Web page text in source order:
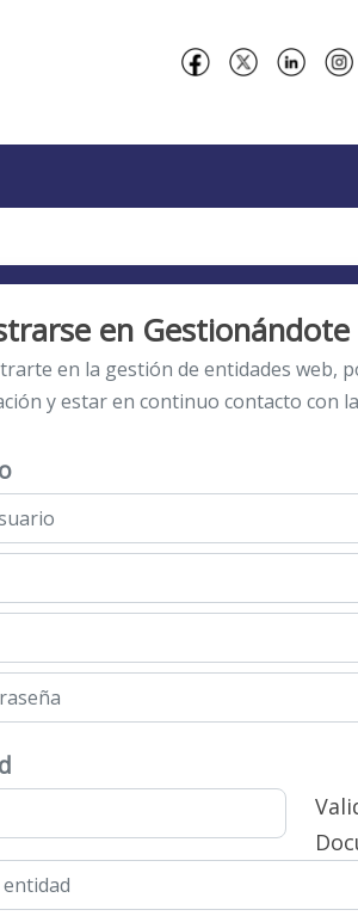
en Gestionándote
en la gestión de entidades web,
y estar en continuo contacto con